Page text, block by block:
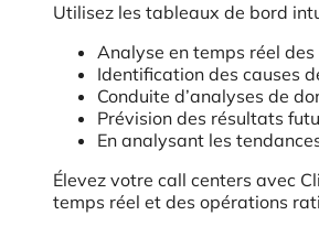
Utilisez les tableaux de bord
Analyse en temps réel
Identification des causes
Conduite d’analyses de
Prévision des résultats
En analysant les
Élevez votre call centers avec
temps réel et des opérations